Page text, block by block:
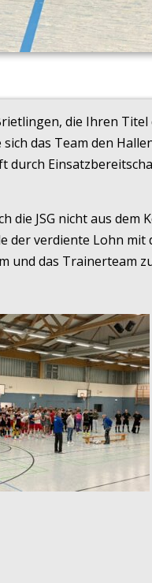
die Ihren
das Team den
durch
die JSG nicht aus
der verdiente Lohn
und das Trainerteam